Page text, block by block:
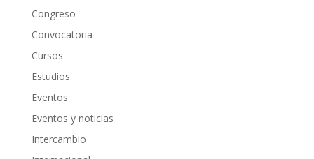
Congreso
Convocatoria
Cursos
Estudios
Eventos
Eventos y noticias
Intercambio